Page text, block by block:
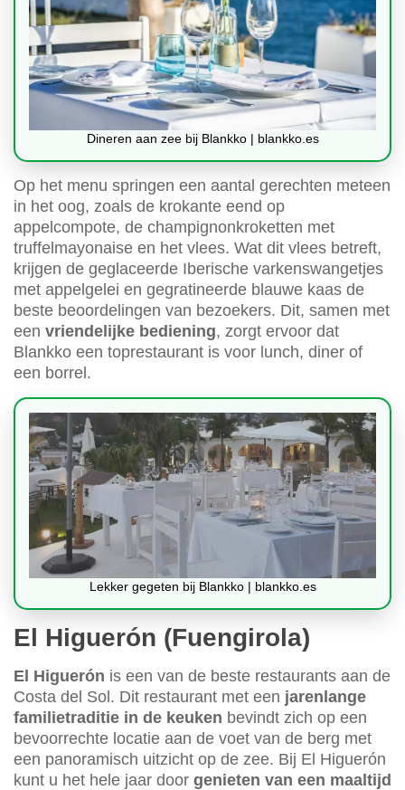
Dineren aan zee bij Blankko | blankko.es
Op het menu springen een aantal gerechten meteen
in het oog, zoals de krokante eend op
appelcompote, de champignonkroketten met
truffelmayonaise en het vlees. Wat dit vlees betreft,
krijgen de geglaceerde Iberische varkenswangetjes
met appelgelei en gegratineerde blauwe kaas de
beste beoordelingen van bezoekers. Dit, samen met
een vriendelijke bediening, zorgt ervoor dat
Blankko een toprestaurant is voor lunch, diner of
een borrel.
Lekker gegeten bij Blankko | blankko.es
El Higuerón (Fuengirola)
El Higuerón is een van de beste restaurants aan de
Costa del Sol. Dit restaurant met een jarenlange
familietraditie in de keuken bevindt zich op een
bevoorrechte locatie aan de voet van de berg met
een panoramisch uitzicht op de zee. Bij El Higuerón
kunt u het hele jaar door genieten van een maaltijd